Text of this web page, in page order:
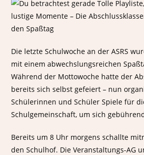
Die letzte Schulwoche an der ASRS
mit einem abwechslungsreichen
Während der Mottowoche hatte der
bereits sich selbst gefeiert – nun
Schülerinnen und Schüler Spiele für
Schulgemeinschaft, um sich
Bereits um 8 Uhr morgens schallte
den Schulhof. Die Veranstaltungs-AG